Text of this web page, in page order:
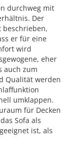
durchweg mit
Der
er für eine
wird
eher
auch zum
Qualität werden
umklappen.
für Decken
Sofa als
ist, als